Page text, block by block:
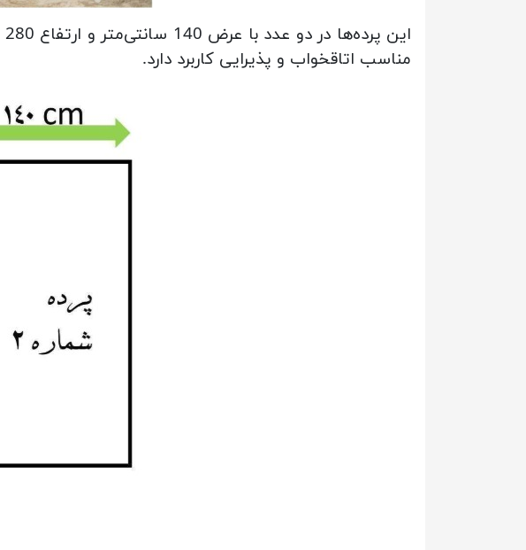
مناسب اتاقخواب و پذیرایی کاربرد دارد.